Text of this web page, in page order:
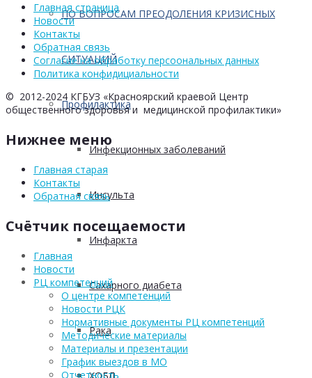
ПО ВОПРОСАМ ПРЕОДОЛЕНИЯ КРИЗИСНЫХ
СИТУАЦИЙ
Профилактика
Инфекционных заболеваний
Инсульта
Инфаркта
Сахарного диабета
Рака
Главная страница
Новости
Контакты
Обратная связь
Согласие на обработку персоональных данных
Политика конфидициальности
© 2012-2024 КГБУЗ «Красноярский краевой Центр
общественного здоровья и медицинской профилактики»
Нижнее меню
Главная старая
Контакты
Обратная связь
Счётчик посещаемости
Главная
Новости
РЦ компетенций
О центре компетенций
Новости РЦК
Нормативные документы РЦ компетенций
Методические материалы
Материалы и презентации
График выездов в МО
Отчетность